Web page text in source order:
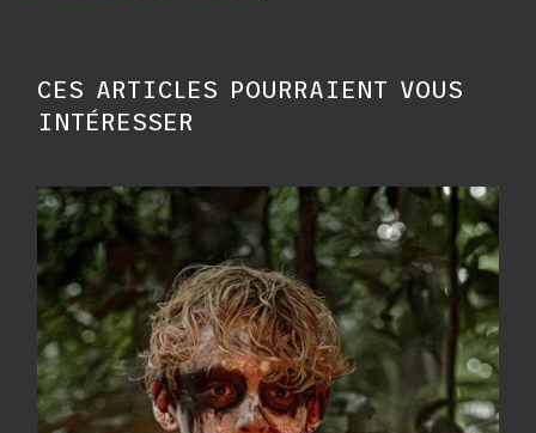
CES ARTICLES POURRAIENT VOUS
INTÉRESSER